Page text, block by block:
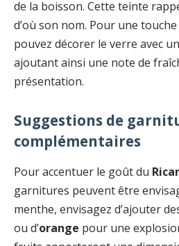
de la boisson. Cette teinte
d’où son nom. Pour une touche
pouvez décorer le verre avec
ajoutant ainsi une note de
présentation.
Suggestions de
complémentaires
Pour accentuer le goût du
garnitures peuvent être
menthe, envisagez d’ajouter
ou d’orange pour une